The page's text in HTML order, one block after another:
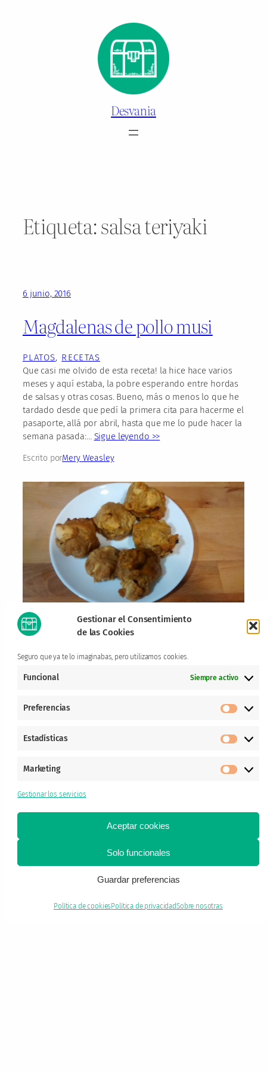
Gestionar el Consentimiento
de las Cookies
Seguro que ya te lo imaginabas, pero utilizamos cookies.
Funcional Siempre activo
Preferencias
Estadísticas
Marketing
Gestionar los servicios
Aceptar cookies
Solo funcionales
Guardar preferencias
Política de cookies Política de privacidadSobre nosotras
Desvania
Etiqueta:salsa teriyaki
6 junio, 2016
Magdalenas de pollo musi
PLATOS, RECETAS
Que casi me olvido de esta receta! la hice hace varios
meses y aquí estaba, la pobre esperando entre hordas
de salsas y otras cosas. Bueno, más o menos lo que he
tardado desde que pedí la primera cita para hacerme el
pasaporte, allá por abril, hasta que me lo pude hacer la
semana pasada:… Sigue leyendo >>
Escrito porMery Weasley
Vente pal cielito